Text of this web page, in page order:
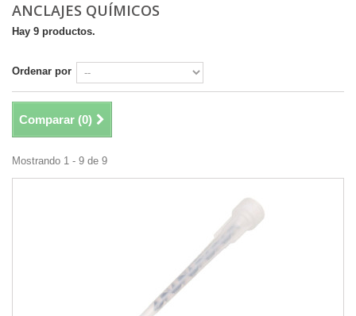
ANCLAJES QUÍMICOS
Hay 9 productos.
Ordenar por
Comparar (0)
Mostrando 1 - 9 de 9